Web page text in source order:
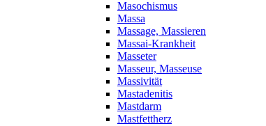
Masochismus
Massa
Massage, Massieren
Massai-Krankheit
Masseter
Masseur, Masseuse
Massivität
Mastadenitis
Mastdarm
Mastfettherz